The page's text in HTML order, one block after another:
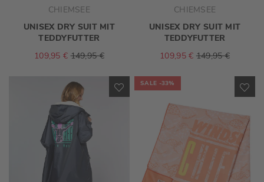
CHIEMSEE
UNISEX DRY SUIT MIT
TEDDYFUTTER
109,95 € 149,95 €
CHIEMSEE
UNISEX DRY SUIT MIT
TEDDYFUTTER
109,95 € 149,95 €
ZUR
WUNSCHLISTE
HINZUFÜGEN
SALE -33%